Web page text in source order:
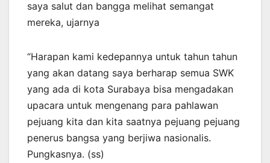
saya salut dan bangga melihat semangat
mereka, ujarnya
“Harapan kami kedepannya untuk tahun tahun
yang akan datang saya berharap semua SWK
yang ada di kota Surabaya bisa mengadakan
upacara untuk mengenang para pahlawan
pejuang kita dan kita saatnya pejuang pejuang
penerus bangsa yang berjiwa nasionalis.
Pungkasnya. (ss)